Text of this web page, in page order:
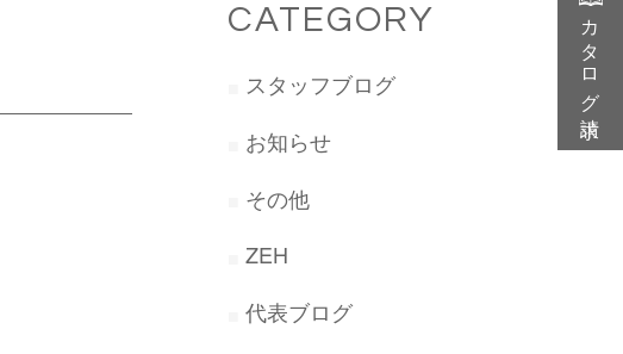
CATEGORY
スタッフブログ
お知らせ
その他
ZEH
代表ブログ
カタログ請求